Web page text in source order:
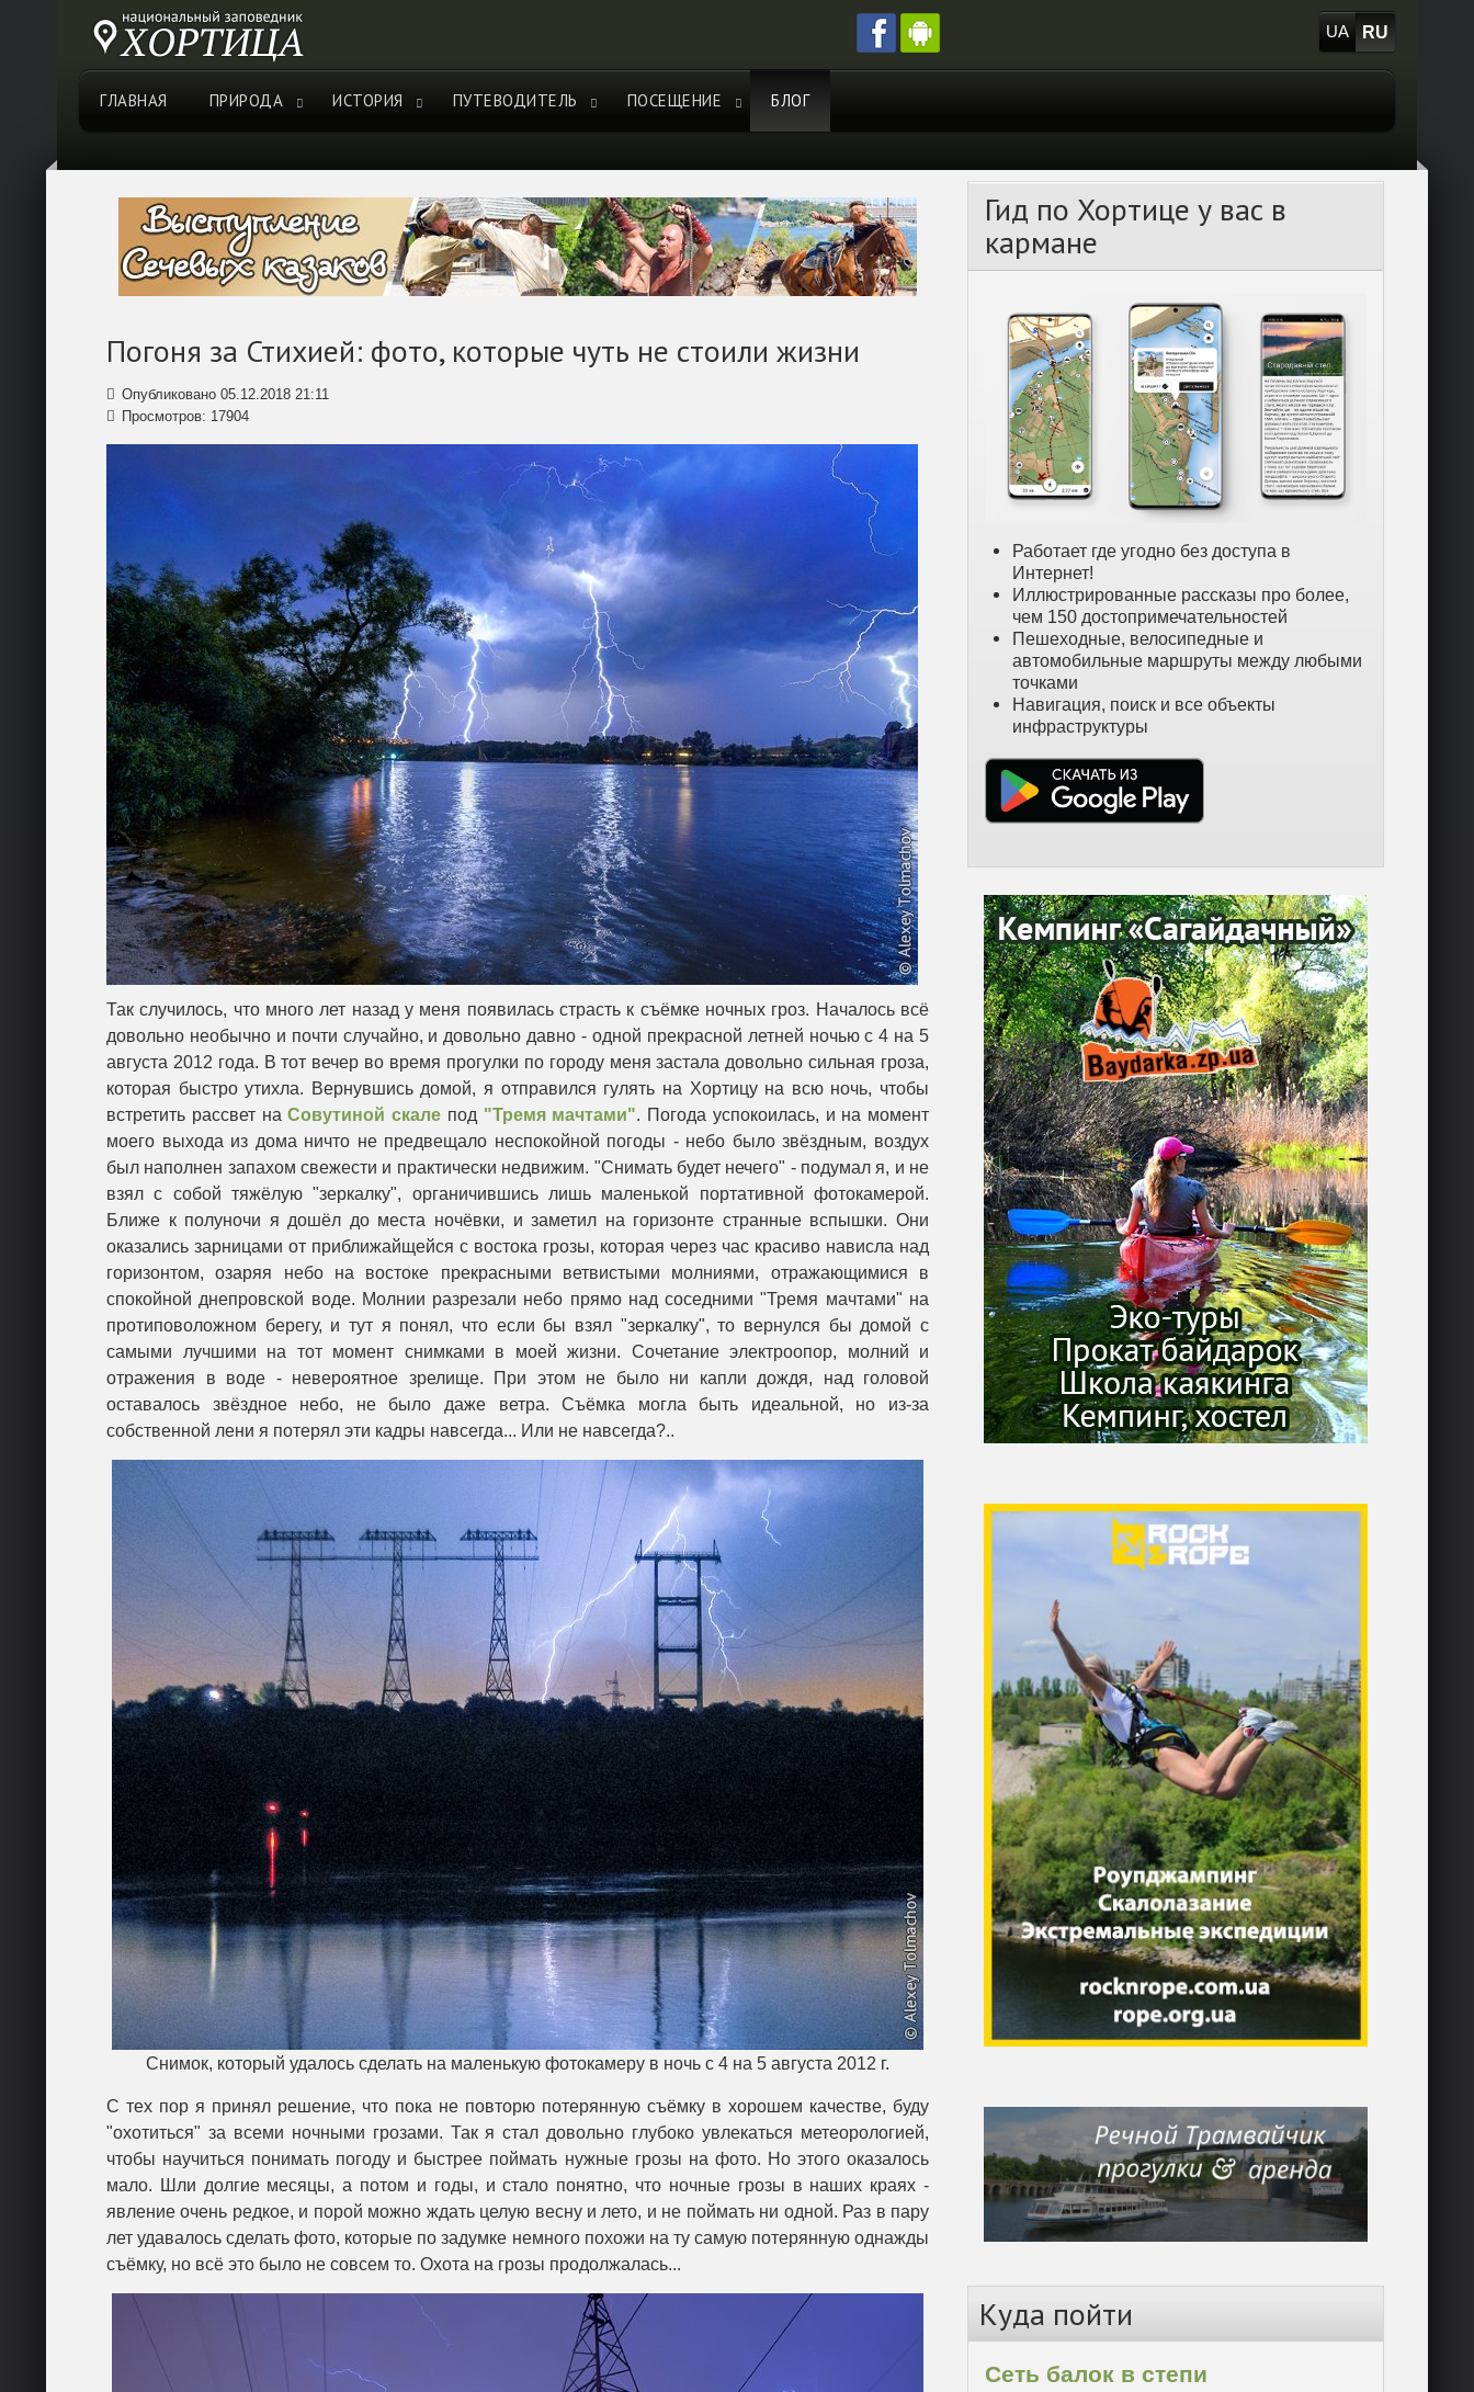
UA RU
ГЛАВНАЯ ПРИРОДА ИСТОРИЯ ПУТЕВОДИТЕЛЬ ПОСЕЩЕНИЕ БЛОГ
Погоня за Стихией: фото, которые чуть не стоили жизни
Опубликовано 05.12.2018 21:11
Просмотров: 17904
Так случилось, что много лет назад у меня появилась страсть к съёмке ночных гроз. Началось всё
довольно необычно и почти случайно, и довольно давно - одной прекрасной летней ночью с 4 на 5
августа 2012 года. В тот вечер во время прогулки по городу меня застала довольно сильная гроза,
которая быстро утихла. Вернувшись домой, я отправился гулять на Хортицу на всю ночь, чтобы
встретить рассвет наСовутиной скале под "Тремя мачтами". Погода успокоилась, и на момент
моего выхода из дома ничто не предвещало неспокойной погоды - небо было звёздным, воздух
был наполнен запахом свежести и практически недвижим. "Снимать будет нечего" - подумал я, и не
взял с собой тяжёлую "зеркалку", органичившись лишь маленькой портативной фотокамерой.
Ближе к полуночи я дошёл до места ночёвки, и заметил на горизонте странные вспышки. Они
оказались зарницами от приближайщейся с востока грозы, которая через час красиво нависла над
горизонтом, озаряя небо на востоке прекрасными ветвистыми молниями, отражающимися в
спокойной днепровской воде. Молнии разрезали небо прямо над соседними "Тремя мачтами" на
протиповоложном берегу, и тут я понял, что если бы взял "зеркалку", то вернулся бы домой с
самыми лучшими на тот момент снимками в моей жизни. Сочетание электроопор, молний и
отражения в воде - невероятное зрелище. При этом не было ни капли дождя, над головой
оставалось звёздное небо, не было даже ветра. Съёмка могла быть идеальной, но из-за
собственной лени я потерял эти кадры навсегда... Или не навсегда?..
Снимок, который удалось сделать на маленькую фотокамеру в ночь с 4 на 5 августа 2012 г.
С тех пор я принял решение, что пока не повторю потерянную съёмку в хорошем качестве, буду
"охотиться" за всеми ночными грозами. Так я стал довольно глубоко увлекаться метеорологией,
чтобы научиться понимать погоду и быстрее поймать нужные грозы на фото. Но этого оказалось
мало. Шли долгие месяцы, а потом и годы, и стало понятно, что ночные грозы в наших краях -
явление очень редкое, и порой можно ждать целую весну и лето, и не поймать ни одной. Раз в пару
лет удавалось сделать фото, которые по задумке немного похожи на ту самую потерянную однажды
съёмку, но всё это было не совсем то. Охота на грозы продолжалась...
Гид по Хортице у вас в
кармане
Работает где угодно без доступа в
Интернет!
Иллюстрированные рассказы про более,
чем 150 достопримечательностей
Пешеходные, велосипедные и
автомобильные маршруты между любыми
точками
Навигация, поиск и все объекты
инфраструктуры
Куда пойти
Сеть балок в степи